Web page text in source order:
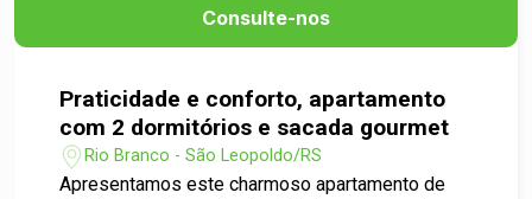
Consulte-nos
Praticidade e conforto, apartamento
com 2 dormitórios e sacada gourmet
Rio Branco - São Leopoldo/RS
Apresentamos este charmoso apartamento de